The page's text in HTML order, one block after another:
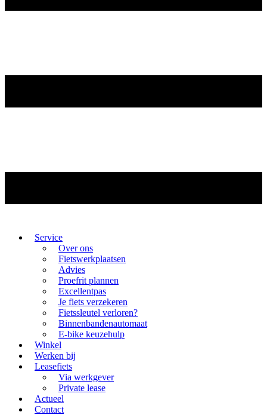
Service
Over ons
Fietswerkplaatsen
Advies
Proefrit plannen
Excellentpas
Je fiets verzekeren
Fietssleutel verloren?
Binnenbandenautomaat
E-bike keuzehulp
Winkel
Werken bij
Leasefiets
Via werkgever
Private lease
Actueel
Contact